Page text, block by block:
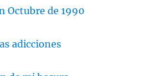
Octubre de 1990
adicciones